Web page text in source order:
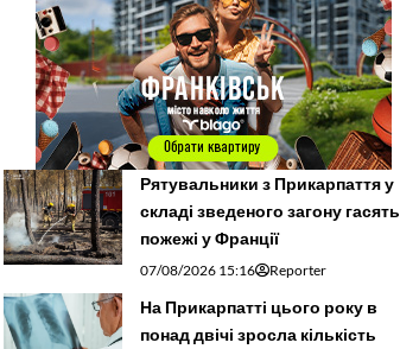
Рятувальники з Прикарпаття у
складі зведеного загону гасять
пожежі у Франції
07/08/2026 15:16 Reporter
На Прикарпатті цього року в
понад двічі зросла кількість